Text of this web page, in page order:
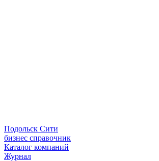
Подольск Сити
бизнес справочник
Каталог компаний
Журнал